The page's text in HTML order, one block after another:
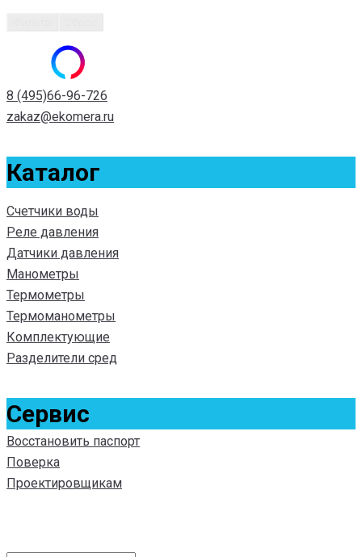
8 (495)66-96-726
zakaz@ekomera.ru
Каталог
Счетчики воды
Реле давления
Датчики давления
Манометры
Термометры
Термоманометры
Комплектующие
Разделители сред
Сервис
Восстановить паспорт
Поверка
Проектировщикам